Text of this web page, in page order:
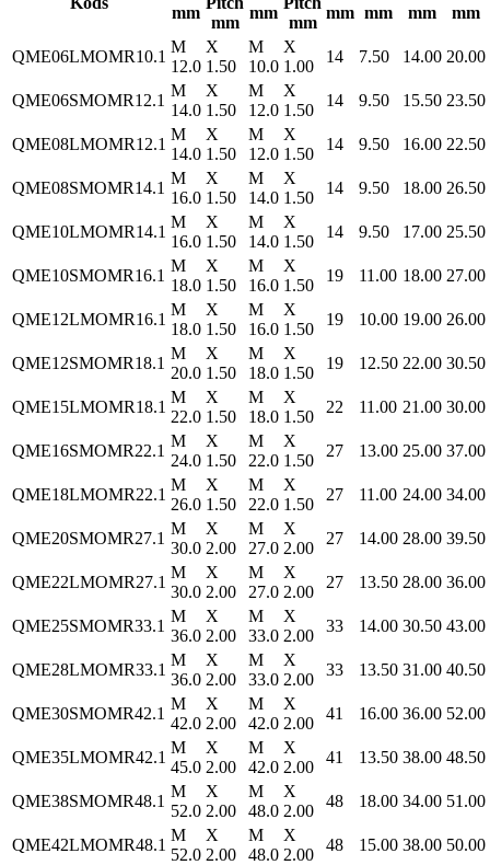
mm
mm
mm
mm
mm mm
mm
mm
QME06LMOMR10.1
M
12.0
X
1.50
M
10.0
X
1.00
14 7.50 14.00 20.00
QME06SMOMR12.1
M
14.0
X
1.50
M
12.0
X
1.50
14 9.50 15.50 23.50
QME08LMOMR12.1
M
14.0
X
1.50
M
12.0
X
1.50
14 9.50 16.00 22.50
QME08SMOMR14.1
M
16.0
X
1.50
M
14.0
X
1.50
14 9.50 18.00 26.50
QME10LMOMR14.1
M
16.0
X
1.50
M
14.0
X
1.50
14 9.50 17.00 25.50
QME10SMOMR16.1
M
18.0
X
1.50
M
16.0
X
1.50
19 11.00 18.00 27.00
QME12LMOMR16.1
M
18.0
X
1.50
M
16.0
X
1.50
19 10.00 19.00 26.00
QME12SMOMR18.1
M
20.0
X
1.50
M
18.0
X
1.50
19 12.50 22.00 30.50
QME15LMOMR18.1
M
22.0
X
1.50
M
18.0
X
1.50
22 11.00 21.00 30.00
QME16SMOMR22.1
M
24.0
X
1.50
M
22.0
X
1.50
27 13.00 25.00 37.00
QME18LMOMR22.1
M
26.0
X
1.50
M
22.0
X
1.50
27 11.00 24.00 34.00
QME20SMOMR27.1
M
30.0
X
2.00
M
27.0
X
2.00
27 14.00 28.00 39.50
QME22LMOMR27.1
M
30.0
X
2.00
M
27.0
X
2.00
27 13.50 28.00 36.00
QME25SMOMR33.1
M
36.0
X
2.00
M
33.0
X
2.00
33 14.00 30.50 43.00
QME28LMOMR33.1
M
36.0
X
2.00
M
33.0
X
2.00
33 13.50 31.00 40.50
QME30SMOMR42.1
M
42.0
X
2.00
M
42.0
X
2.00
41 16.00 36.00 52.00
QME35LMOMR42.1
M
45.0
X
2.00
M
42.0
X
2.00
41 13.50 38.00 48.50
QME38SMOMR48.1
M
52.0
X
2.00
M
48.0
X
2.00
48 18.00 34.00 51.00
QME42LMOMR48.1
M
52.0
X
2.00
M
48.0
X
2.00
48 15.00 38.00 50.00